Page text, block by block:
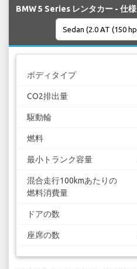
BMW 5 Series レンタカー - 仕様
ボディタイプ
CO2排出量
駆動輪
燃料
最小トランク容量
混合走行100kmあたりの
燃料消費量
ドアの数
座席の数